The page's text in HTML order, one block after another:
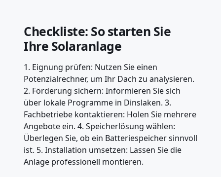
Checkliste: So starten Sie
Ihre Solaranlage
1. Eignung prüfen: Nutzen Sie einen
Potenzialrechner, um Ihr Dach zu analysieren.
2. Förderung sichern: Informieren Sie sich
über lokale Programme in Dinslaken. 3.
Fachbetriebe kontaktieren: Holen Sie mehrere
Angebote ein. 4. Speicherlösung wählen:
Überlegen Sie, ob ein Batteriespeicher sinnvoll
ist. 5. Installation umsetzen: Lassen Sie die
Anlage professionell montieren.